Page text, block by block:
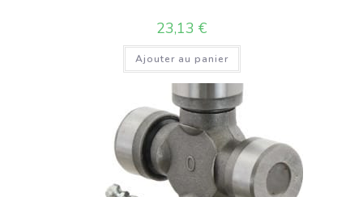
23,13 €
Ajouter au panier